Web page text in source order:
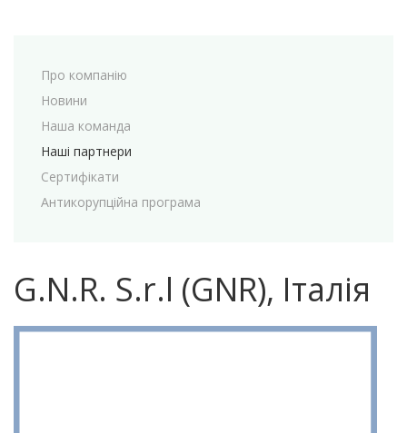
Про компанію
Новини
Наша команда
Наші партнери
Сертифікати
Антикорупційна програма
G.N.R. S.r.l (GNR), Італія